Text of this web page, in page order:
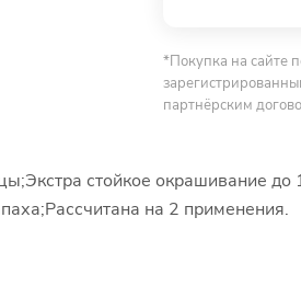
*Покупка на сайте
партнёрским
стойкое окрашивание
на 2 применения.